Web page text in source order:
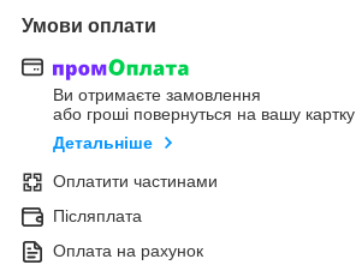
Умови оплати
Ви отримаєте замовлення
або гроші повернуться на вашу картку
Детальніше
Оплатити частинами
Післяплата
Оплата на рахунок